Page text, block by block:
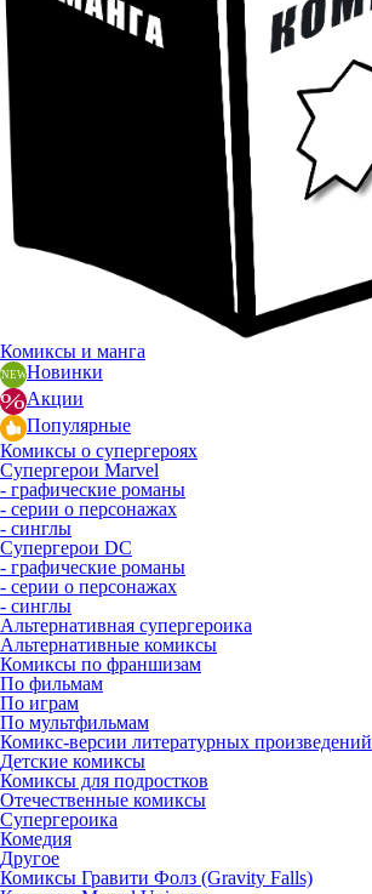
Комиксы и манга
Новинки
Акции
Популярные
Комиксы о супергероях
Супергерои Marvel
- графические романы
- серии о персонажах
- синглы
Супергерои DC
- графические романы
- серии о персонажах
- синглы
Альтернативная супергероика
Альтернативные комиксы
Комиксы по франшизам
По фильмам
По играм
По мультфильмам
Комикс-версии литературных произведений
Детские комиксы
Комиксы для подростков
Отечественные комиксы
Супергероика
Комедия
Другое
Комиксы Гравити Фолз (Gravity Falls)